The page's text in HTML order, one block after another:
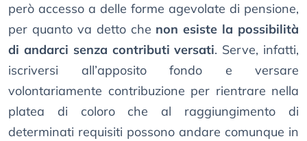
però accesso a delle forme agevolate di pensione,
per quanto va detto che non esiste la possibilità
di andarci senza contributi versati. Serve, infatti,
iscriversi all’apposito fondo e versare
volontariamente contribuzione per rientrare nella
platea di coloro che al raggiungimento di
determinati requisiti possono andare comunque in